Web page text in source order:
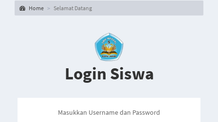
Home Selamat Datang
Login Siswa
Masukkan Username dan Password